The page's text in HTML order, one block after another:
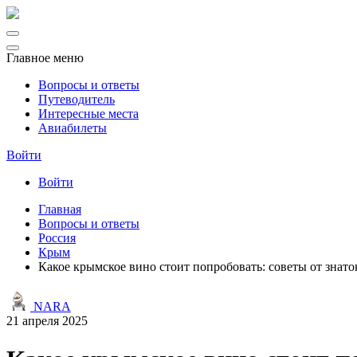
Главное меню
Вопросы и ответы
Путеводитель
Интересные места
Авиабилеты
Войти
Войти
Главная
Вопросы и ответы
Россия
Крым
Какое крымское вино стоит попробовать: советы от
NARA
21 апреля 2025